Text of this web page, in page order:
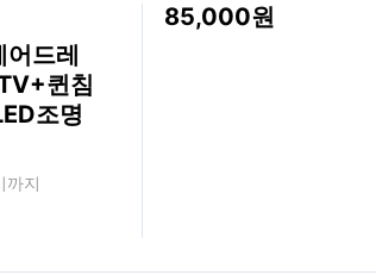
어드레
퀸침
조명
까지
85,000